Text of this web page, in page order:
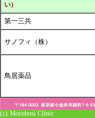
い）
第一三共
サノフィ（株）
鳥居薬品
(c) Morohosi Clinic